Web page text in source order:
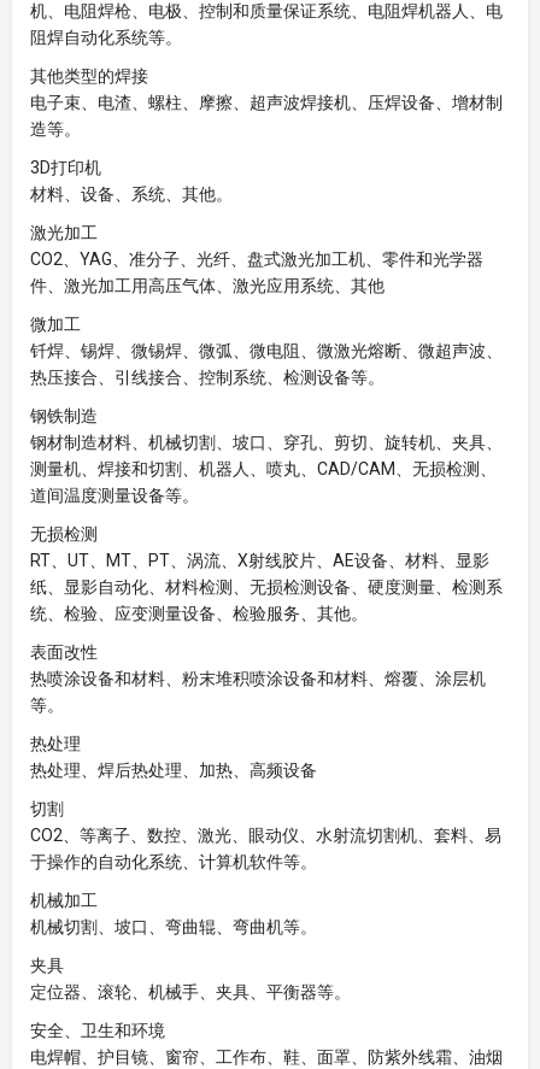
机、电阻焊枪、电极、控制和质量保证系统、电阻焊机器人、电
阻焊自动化系统等。
其他类型的焊接
电子束、电渣、螺柱、摩擦、超声波焊接机、压焊设备、增材制
造等。
3D打印机
材料、设备、系统、其他。
激光加工
CO2、YAG、准分子、光纤、盘式激光加工机、零件和光学器
件、激光加工用高压气体、激光应用系统、其他
微加工
钎焊、锡焊、微锡焊、微弧、微电阻、微激光熔断、微超声波、
热压接合、引线接合、控制系统、检测设备等。
钢铁制造
钢材制造材料、机械切割、坡口、穿孔、剪切、旋转机、夹具、
测量机、焊接和切割、机器人、喷丸、CAD/CAM、无损检测、
道间温度测量设备等。
无损检测
RT、UT、MT、PT、涡流、X射线胶片、AE设备、材料、显影
纸、显影自动化、材料检测、无损检测设备、硬度测量、检测系
统、检验、应变测量设备、检验服务、其他。
表面改性
热喷涂设备和材料、粉末堆积喷涂设备和材料、熔覆、涂层机
等。
热处理
热处理、焊后热处理、加热、高频设备
切割
CO2、等离子、数控、激光、眼动仪、水射流切割机、套料、易
于操作的自动化系统、计算机软件等。
机械加工
机械切割、坡口、弯曲辊、弯曲机等。
夹具
定位器、滚轮、机械手、夹具、平衡器等。
安全、卫生和环境
电焊帽、护目镜、窗帘、工作布、鞋、面罩、防紫外线霜、油烟